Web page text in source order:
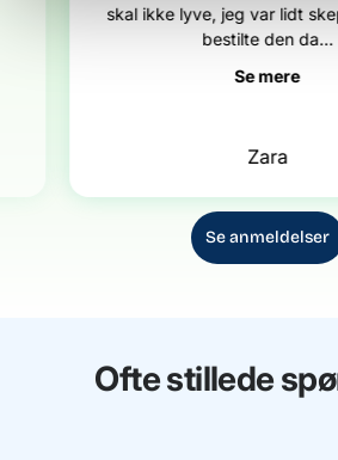
skal ikke lyve, jeg var lidt
bestilte den da...
Se mere
Zara
Se anmeldelser
Ofte stillede